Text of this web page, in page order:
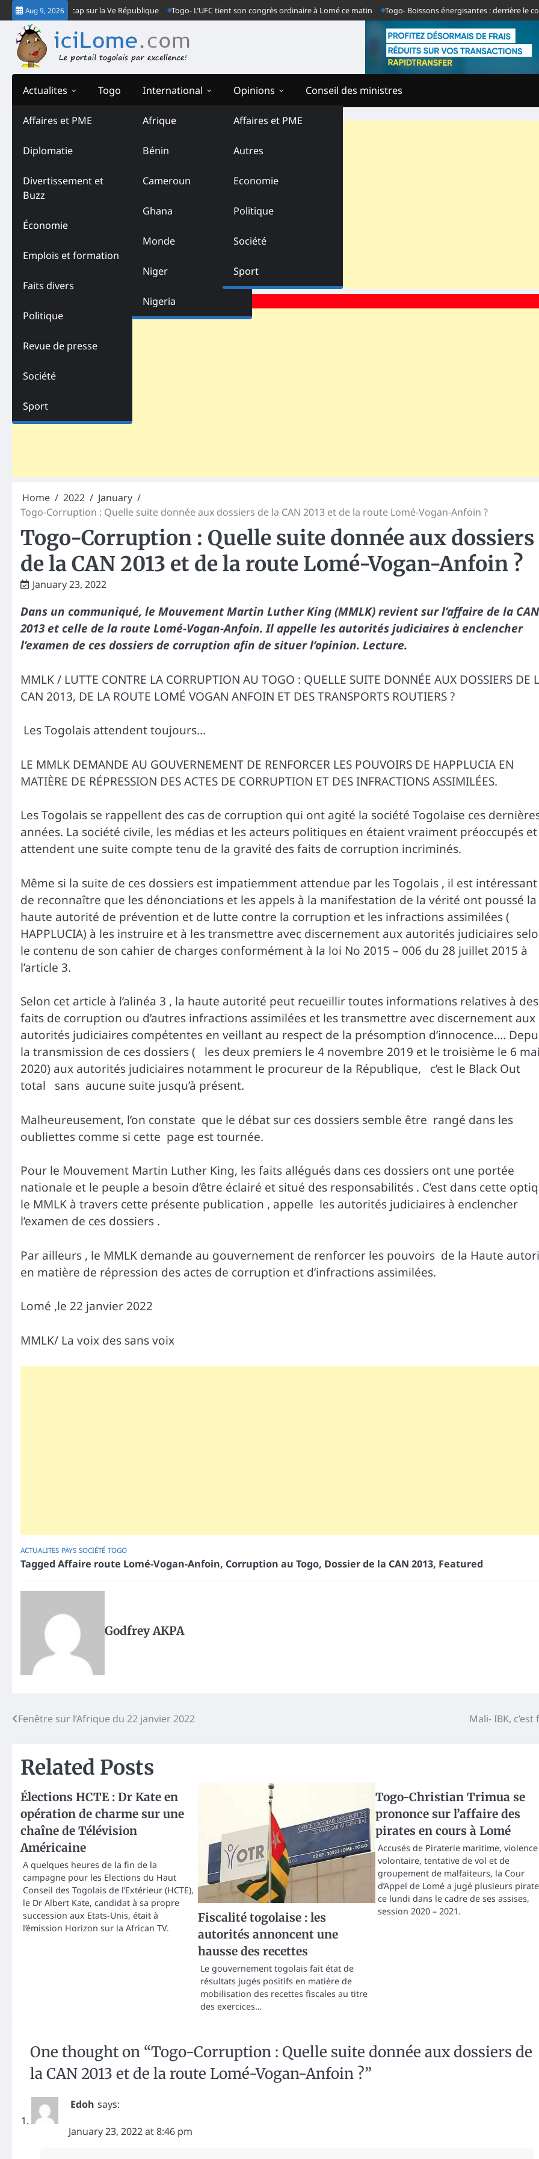
Skip
to
content
Aug 9, 2026
et cap sur la Ve République Togo- L’UFC tient son congrès ordinaire à Lomé ce matin Togo- Boissons énergisantes : derrière le
Actualites
Affaires et PME
Diplomatie
Divertissement et
Buzz
Économie
Emplois et formation
Faits divers
Politique
Revue de presse
Société
Sport
Togo International
Afrique
Bénin
Cameroun
Ghana
Monde
Niger
Nigeria
Opinions
Affaires et PME
Autres
Economie
Politique
Société
Sport
Conseil des ministres
Home 2022
January
Togo-Corruption : Quelle suite donnée aux dossiers de la CAN 2013 et de la route Lomé-Vogan-Anfoin ?
Togo-Corruption : Quelle suite donnée aux dossiers
de la CAN 2013 et de la route Lomé-Vogan-Anfoin ?
January 23, 2022
Dans un communiqué, le Mouvement Martin Luther King (MMLK) revient sur l’affaire de la CAN
2013 et celle de la route Lomé-Vogan-Anfoin. Il appelle les autorités judiciaires à enclencher
l’examen de ces dossiers de corruption afin de situer l’opinion. Lecture.
MMLK / LUTTE CONTRE LA CORRUPTION AU TOGO : QUELLE SUITE DONNÉE AUX DOSSIERS DE
CAN 2013, DE LA ROUTE LOMÉ VOGAN ANFOIN ET DES TRANSPORTS ROUTIERS ?
Les Togolais attendent toujours…
LE MMLK DEMANDE AU GOUVERNEMENT DE RENFORCER LES POUVOIRS DE HAPPLUCIA EN
MATIÈRE DE RÉPRESSION DES ACTES DE CORRUPTION ET DES INFRACTIONS ASSIMILÉES.
Les Togolais se rappellent des cas de corruption qui ont agité la société Togolaise ces
années. La société civile, les médias et les acteurs politiques en étaient vraiment préoccupés et
attendent une suite compte tenu de la gravité des faits de corruption incriminés.
Même si la suite de ces dossiers est impatiemment attendue par les Togolais , il est intéressant
de reconnaître que les dénonciations et les appels à la manifestation de la vérité ont poussé la
haute autorité de prévention et de lutte contre la corruption et les infractions assimilées (
HAPPLUCIA) à les instruire et à les transmettre avec discernement aux autorités judiciaires
le contenu de son cahier de charges conformément à la loi No 2015 – 006 du 28 juillet 2015 à
l’article 3.
Selon cet article à l’alinéa 3 , la haute autorité peut recueillir toutes informations relatives à des
faits de corruption ou d’autres infractions assimilées et les transmettre avec discernement aux
autorités judiciaires compétentes en veillant au respect de la présomption d’innocence….
la transmission de ces dossiers ( les deux premiers le 4 novembre 2019 et le troisième le 6
2020) aux autorités judiciaires notamment le procureur de la République, c’est le Black Out
total sans aucune suite jusqu’à présent.
Malheureusement, l’on constate que le débat sur ces dossiers semble être rangé dans les
oubliettes comme si cette page est tournée.
Pour le Mouvement Martin Luther King, les faits allégués dans ces dossiers ont une portée
nationale et le peuple a besoin d’être éclairé et situé des responsabilités . C’est dans cette
le MMLK à travers cette présente publication , appelle les autorités judiciaires à enclencher
l’examen de ces dossiers .
Par ailleurs , le MMLK demande au gouvernement de renforcer les pouvoirs de la Haute
en matière de répression des actes de corruption et d’infractions assimilées.
Lomé ,le 22 janvier 2022
MMLK/ La voix des sans voix
ACTUALITES PAYS SOCIÉTÉ TOGO
Tagged Affaire route Lomé-Vogan-Anfoin, Corruption au Togo, Dossier de la CAN 2013, Featured
Godfrey AKPA
Post
Fenêtre sur l’Afrique du 22 janvier 2022 Mali- IBK, c’est
Related Posts
Élections HCTE : Dr Kate en
opération de charme sur une
chaîne de Télévision
Américaine
A quelques heures de la fin de la
campagne pour les Elections du Haut
Conseil des Togolais de l’Extérieur (HCTE),
le Dr Albert Kate, candidat à sa propre
succession aux Etats-Unis, était à
l’émission Horizon sur la African TV.
Fiscalité togolaise : les
autorités annoncent une
hausse des recettes
Le gouvernement togolais fait état de
résultats jugés positifs en matière de
mobilisation des recettes fiscales au titre
des exercices…
Togo-Christian Trimua se
prononce sur l’affaire des
pirates en cours à Lomé
Accusés de Piraterie maritime, violence
volontaire, tentative de vol et de
groupement de malfaiteurs, la Cour
d’Appel de Lomé a jugé plusieurs
ce lundi dans le cadre de ses assises,
session 2020 – 2021.
One thought on “Togo-Corruption : Quelle suite donnée aux dossiers de
la CAN 2013 et de la route Lomé-Vogan-Anfoin ?”
Edoh says:
January 23, 2022 at 8:46 pm